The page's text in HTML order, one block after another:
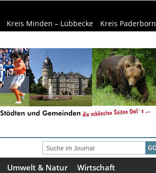
Kreis Minden – Lübbecke Kreis Paderborn
Umwelt & Natur
Wirtschaft